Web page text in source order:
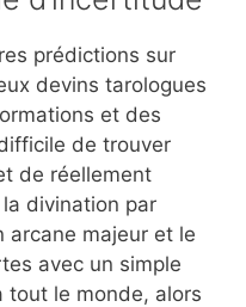
prédictions sur
devins tarologues
et des
de trouver
de réellement
divination par
arcane majeur et le
avec un simple
tout le monde, alors